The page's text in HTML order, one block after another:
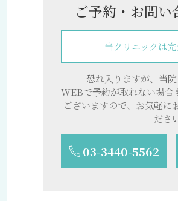
ご予約・お問い
当クリニックは完
恐れ入りますが、当院
WEBで予約が取れない場合
ございますので、お気軽に
ださ
03-3440-5562